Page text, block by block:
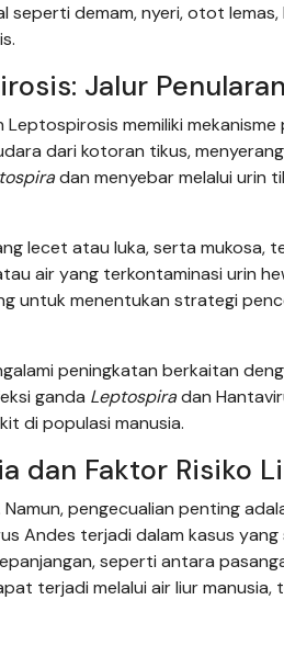
seperti demam, nyeri, otot lemas,
Jalur
memiliki
dari kotoran tikus,
dan menyebar melalui urin
lecet atau luka, serta mukosa,
air yang terkontaminasi urin
untuk menentukan strategi
peningkatan berkaitan
ganda Leptospiradan
di populasi manusia.
dan Faktor Risiko
pengecualian penting
Andes terjadi dalam kasus
seperti antara
terjadi melalui air liur